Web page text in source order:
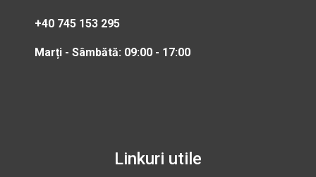
+40 745 153 295
Marți - Sâmbătă: 09:00 - 17:00
Linkuri utile